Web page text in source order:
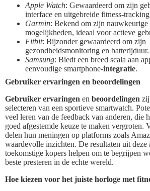
Apple Watch: Gewaardeerd om zijn
interface en uitgebreide fitness-
Garmin: Bekend om zijn nauwkeurige
mogelijkheden, ideaal voor actieve
Fitbit: Bijzonder gewaardeerd om zijn
gezondheidsmonitoring en batterijduur.
Samsung: Biedt een breed scala aan
eenvoudige smartphone-integratie.
Gebruiker ervaringen en beoordelingen
Gebruiker ervaringen en beoordelingen
selecteren van een sportieve smartwatch.
veel leren van de feedback van anderen, die
goed afgestemde keuze te maken vergroten.
delen hun meningen op platforms zoals
waardevolle inzichten. De resultaten uit deze
toekomstige kopers helpen om te begrijpen
beste presteren in de echte wereld.
Hoe kiezen voor het juiste horloge met